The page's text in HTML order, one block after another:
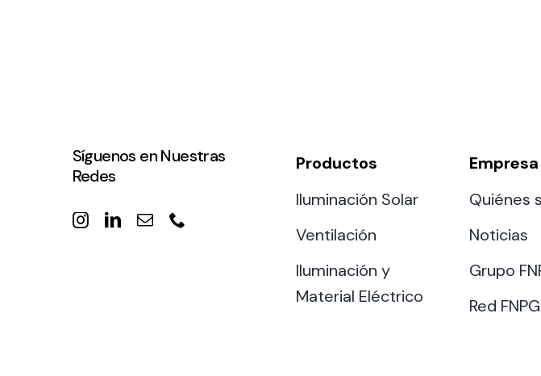
Síguenos en Nuestras
Redes
Productos
Iluminación Solar
Ventilación
Iluminación y
Material Eléctrico
Empresa
Quiénes
Noticias
Grupo
Red